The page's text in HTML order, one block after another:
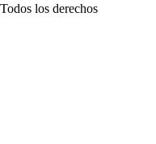
los derechos